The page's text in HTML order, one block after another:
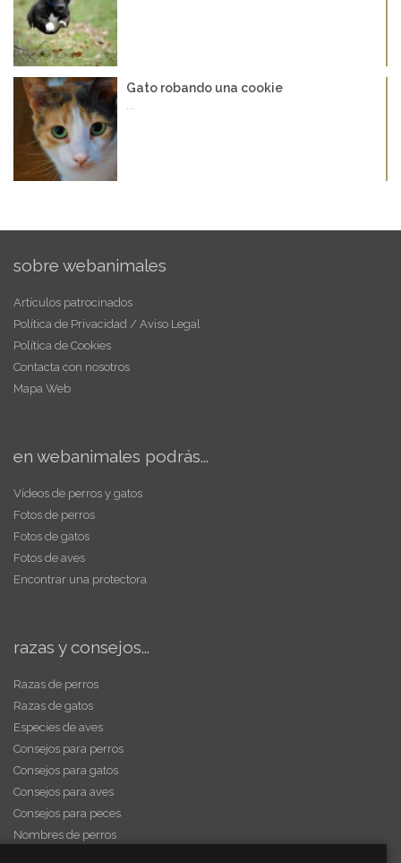
Gato robando una cookie
...
sobre webanimales
Artículos patrocinados
Política de Privacidad / Aviso Legal
Política de Cookies
Contacta con nosotros
Mapa Web
en webanimales podrás...
Vídeos de perros y gatos
Fotos de perros
Fotos de gatos
Fotos de aves
Encontrar una protectora
razas y consejos...
Razas de perros
Razas de gatos
Especies de aves
Consejos para perros
Consejos para gatos
Consejos para aves
Consejos para peces
Nombres de perros